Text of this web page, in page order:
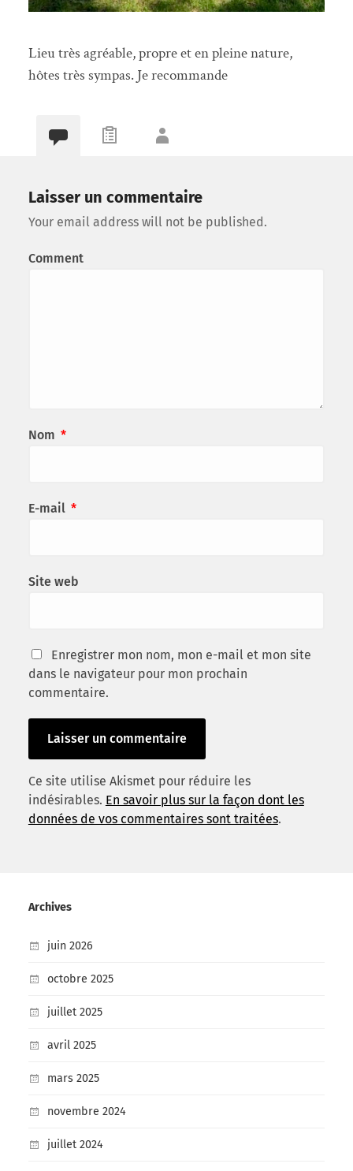
Lieu très agréable, propre et en pleine nature,
hôtes très sympas. Je recommande
Laisser un commentaire
Your email address will not be published.
Comment
Nom *
E-mail *
Site web
Enregistrer mon nom, mon e-mail et mon site
dans le navigateur pour mon prochain
commentaire.
Ce site utilise Akismet pour réduire les
indésirables. En savoir plus sur la façon dont les
données de vos commentaires sont traitées.
Archives
juin 2026
octobre 2025
juillet 2025
avril 2025
mars 2025
novembre 2024
juillet 2024